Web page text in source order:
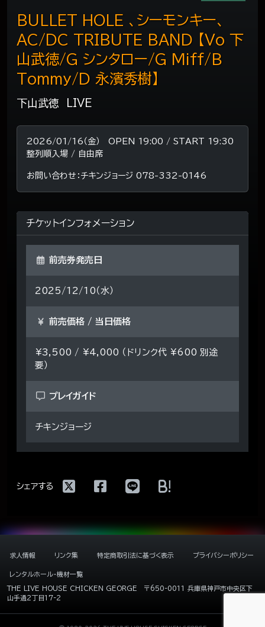
下山武徳 LIVE
BULLET HOLE 、シーモンキー、
AC/DC TRIBUTE BAND 【Vo 下
山武徳/G シンタロー/G Miff/B
Tommy/D 永濱秀樹】
2026/01/16（金） OPEN 19:00 / START 19:30
整列順入場 / 自由席
お問い合わせ：チキンジョージ 078-332-0146
チケットインフォメーション
前売券発売日
2025/12/10（水）
前売価格 / 当日価格
¥3,500 / ¥4,000 （ドリンク代 ¥600 別途
要）
プレイガイド
チキンジョージ
シェアする !
求人情報 リンク集 特定商取引法に基づく表示 プライバシーポリシー
レンタルホール・機材一覧
THE LIVE HOUSE CHICKEN GEORGE 〒650-0011 兵庫県神戸市中央区下
山手通2丁目17-2